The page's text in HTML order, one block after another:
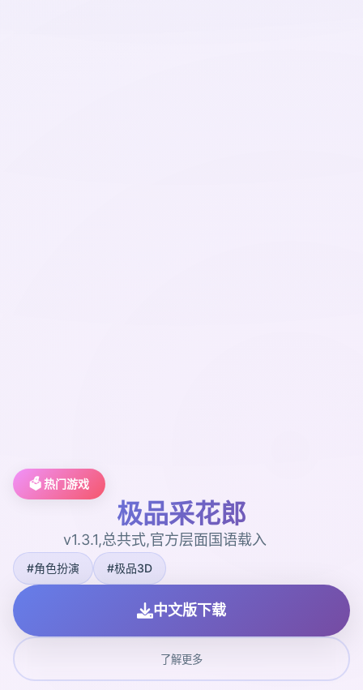
🗳️ 热门游戏
极品采花郎
v1.3.1,总共式,官方层面国语载入
#角色扮演 #极品3D
中文版下载
了解更多